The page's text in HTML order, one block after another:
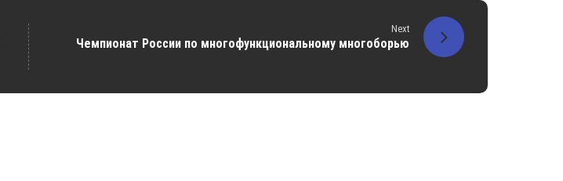
Next
Чемпионат России по многофункциональному многоборью